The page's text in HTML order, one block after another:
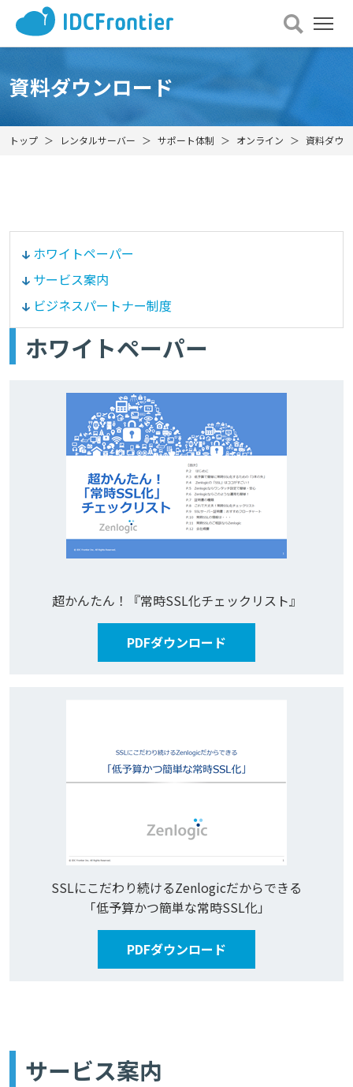
メ
ニュー
を
資料ダウンロード
トップ レンタルサーバー サポート体制 オンライン 資料ダウ
ホワイトペーパー
サービス案内
ビジネスパートナー制度
ホワイトペーパー
超かんたん！『常時SSL化チェックリスト』
PDFダウンロード
SSLにこだわり続けるZenlogicだからできる
「低予算かつ簡単な常時SSL化」
PDFダウンロード
サービス案内